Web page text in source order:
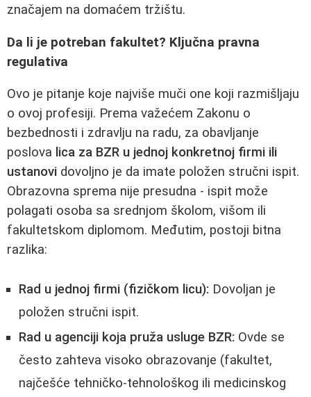
značajem na domaćem tržištu.
Da li je potreban fakultet? Ključna pravna
regulativa
Ovo je pitanje koje najviše muči one koji razmišljaju
o ovoj profesiji. Prema važećem Zakonu o
bezbednosti i zdravlju na radu, za obavljanje
poslova lica za BZR u jednoj konkretnoj firmi ili
ustanovi dovoljno je da imate položen stručni ispit.
Obrazovna sprema nije presudna - ispit može
polagati osoba sa srednjom školom, višom ili
fakultetskom diplomom. Međutim, postoji bitna
razlika:
Rad u jednoj firmi (fizičkom licu): Dovoljan je
položen stručni ispit.
Rad u agenciji koja pruža usluge BZR: Ovde se
često zahteva visoko obrazovanje (fakultet,
najčešće tehničko-tehnološkog ili medicinskog